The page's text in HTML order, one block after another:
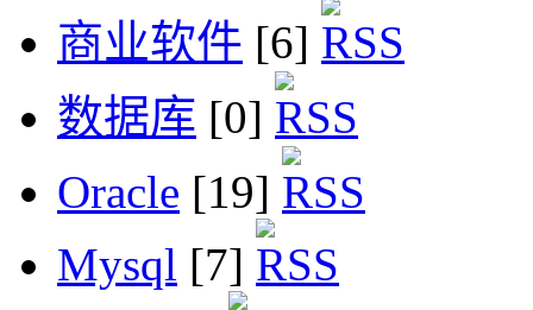
商业软件 [6]
数据库 [0]
Oracle [19]
Mysql [7]